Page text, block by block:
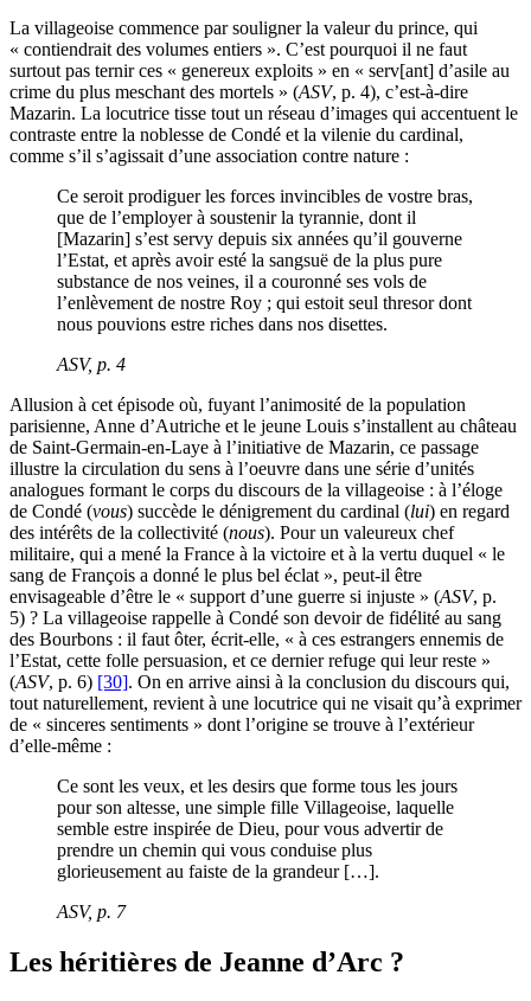
La villageoise commence par souligner la valeur du prince, qui
« contiendrait des volumes entiers ». C’est pourquoi il ne faut
surtout pas ternir ces « genereux exploits » en « serv[ant] d’asile au
crime du plus meschant des mortels » (ASV, p. 4), c’est-à-dire
Mazarin. La locutrice tisse tout un réseau d’images qui accentuent le
contraste entre la noblesse de Condé et la vilenie du cardinal,
comme s’il s’agissait d’une association contre nature :
Ce seroit prodiguer les forces invincibles de vostre bras,
que de l’employer à soustenir la tyrannie, dont il
[Mazarin] s’est servy depuis six années qu’il gouverne
l’Estat, et après avoir esté la sangsuë de la plus pure
substance de nos veines, il a couronné ses vols de
l’enlèvement de nostre Roy ; qui estoit seul thresor dont
nous pouvions estre riches dans nos disettes.
ASV, p. 4
Allusion à cet épisode où, fuyant l’animosité de la population
parisienne, Anne d’Autriche et le jeune Louis s’installent au château
de Saint-Germain-en-Laye à l’initiative de Mazarin, ce passage
illustre la circulation du sens à l’oeuvre dans une série d’unités
analogues formant le corps du discours de la villageoise : à l’éloge
de Condé (vous) succède le dénigrement du cardinal (lui) en regard
des intérêts de la collectivité (nous). Pour un valeureux chef
militaire, qui a mené la France à la victoire et à la vertu duquel « le
sang de François a donné le plus bel éclat », peut-il être
envisageable d’être le « support d’une guerre si injuste » (ASV, p.
5) ? La villageoise rappelle à Condé son devoir de fidélité au sang
des Bourbons : il faut ôter, écrit-elle, « à ces estrangers ennemis de
l’Estat, cette folle persuasion, et ce dernier refuge qui leur reste »
(ASV, p. 6) [30]. On en arrive ainsi à la conclusion du discours qui,
tout naturellement, revient à une locutrice qui ne visait qu’à exprimer
de « sinceres sentiments » dont l’origine se trouve à l’extérieur
d’elle-même :
Ce sont les veux, et les desirs que forme tous les jours
pour son altesse, une simple fille Villageoise, laquelle
semble estre inspirée de Dieu, pour vous advertir de
prendre un chemin qui vous conduise plus
glorieusement au faiste de la grandeur […].
ASV, p. 7
Les héritières de Jeanne d’Arc ?